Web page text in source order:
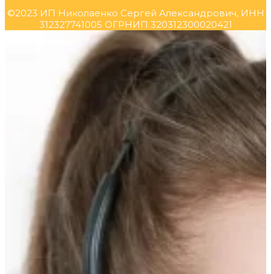
©2023 ИП Николаенко Сергей Александрович, ИНН
312327741005 ОГРНИП 320312300020421